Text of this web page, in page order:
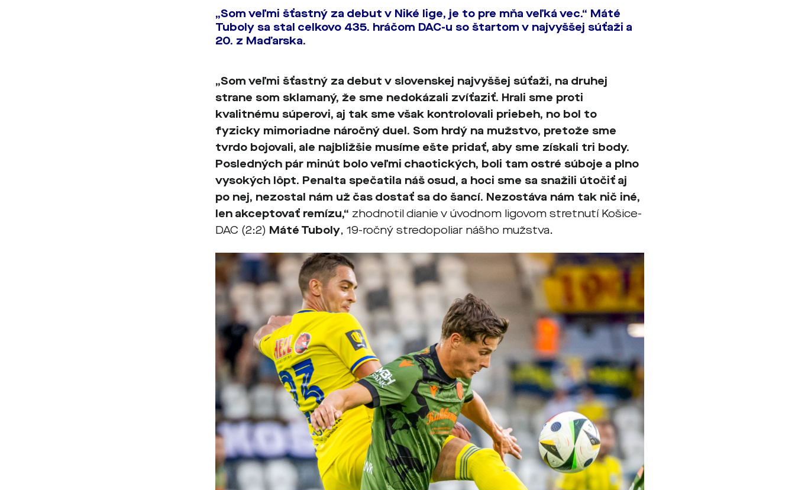
„Som veľmi šťastný za debut v Niké lige, je to pre mňa veľká vec.“ Máté
Tuboly sa stal celkovo 435. hráčom DAC-u so štartom v najvyššej súťaži a
20. z Maďarska.
„Som veľmi šťastný za debut v slovenskej najvyššej súťaži, na druhej
strane som sklamaný, že sme nedokázali zvíťaziť. Hrali sme proti
kvalitnému súperovi, aj tak sme však kontrolovali priebeh, no bol to
fyzicky mimoriadne náročný duel. Som hrdý na mužstvo, pretože sme
tvrdo bojovali, ale najbližšie musíme ešte pridať, aby sme získali tri body.
Posledných pár minút bolo veľmi chaotických, boli tam ostré súboje a plno
vysokých lôpt. Penalta spečatila náš osud, a hoci sme sa snažili útočiť aj
po nej, nezostal nám už čas dostať sa do šancí. Nezostáva nám tak nič iné,
len akceptovať remízu,“ zhodnotil dianie v úvodnom ligovom stretnutí Košice-
DAC (2:2) Máté Tuboly, 19-ročný stredopoliar nášho mužstva.